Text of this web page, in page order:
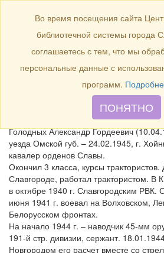
Toggle
navigation
БИБЛИОТЕКА
24 февраля 1945
лет со дня
кавалера
Г. Голодных.
Голодных Александр Гордеевич
уезда Омской губ. – 24.02.1945, г.
кавалер орденов Славы.
Окончил 3 класса, курсы
Славгороде, работал трактористом. В
в октябре 1940 г. Славгородским РВК.
июня 1941 г. воевал на Волховском,
Белорусском фронтах.
На начало 1944 г. – наводчик 45-мм
191-й стр. дивизии, сержант.
Новгородом его расчет вместе со
Во время посещения сайта
библиотечной системы города
соглашаетесь с тем, что мы
персональные данные с
программ.
ПОНЯТНО